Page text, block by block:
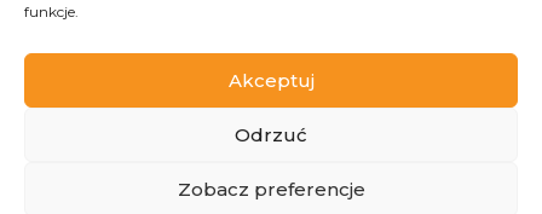
funkcje.
Akceptuj
Odrzuć
Zobacz preferencje
Copyright 2013-2026 Fundacja Kasisi KRS 0000457951